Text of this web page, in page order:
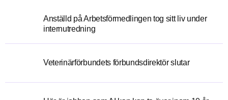
Anställd på Arbetsförmedlingen tog sitt liv under
internutredning
Veterinärförbundets förbundsdirektör slutar